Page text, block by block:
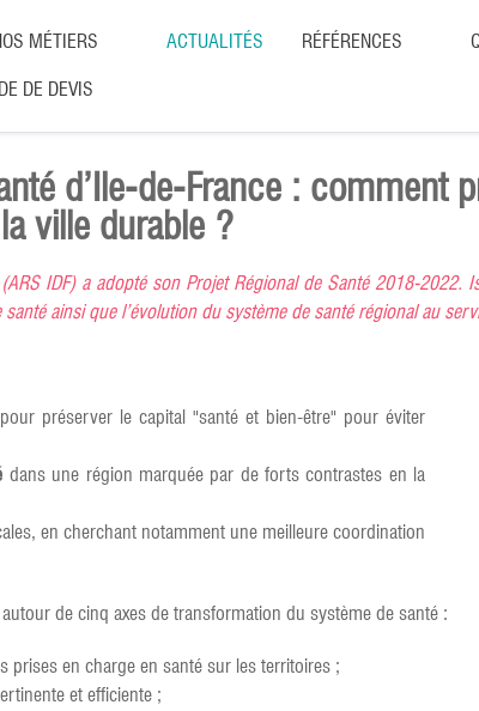
MÉTIERS ACTUALITÉS RÉFÉRENCES
DE DEVIS
d’Ile-de-France : comment
ville durable ?
IDF) a adopté son Projet Régional de Santé 2018-
ainsi que l’évolution du système de santé régional au
pour préserver le capital "santé et bien-être" pour éviter
dans une région marquée par de forts contrastes en la
en cherchant notamment une meilleure coordination
de cinq axes de transformation du système de santé :
prises en charge en santé sur les territoires ;
et efficiente ;